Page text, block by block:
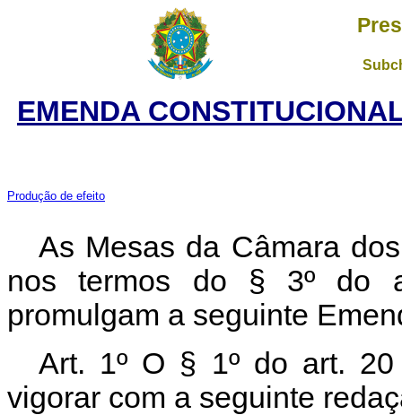
EMENDA
Produção de efeito
As Mesas da Câmara
nos termos do § 3º do
promulgam a seguinte
Art. 1º O § 1º do art.
vigorar com a seguinte